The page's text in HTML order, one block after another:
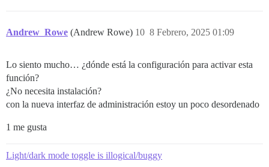
Andrew_Rowe (Andrew Rowe) 8 Febrero, 2025 01:09
10
Lo siento mucho… ¿dónde está la configuración para activar esta
función?
¿No necesita instalación?
con la nueva interfaz de administración estoy un poco desordenado
1 me gusta
Light/dark mode toggle is illogical/buggy